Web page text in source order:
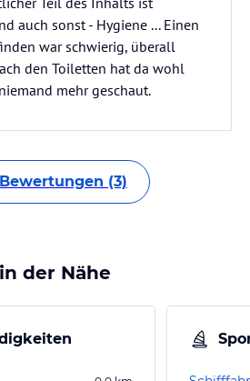
auch sonst - Hygiene ... Einen
war schwierig, überall
den Toiletten hat da wohl
mehr geschaut.
(3)
der Nähe